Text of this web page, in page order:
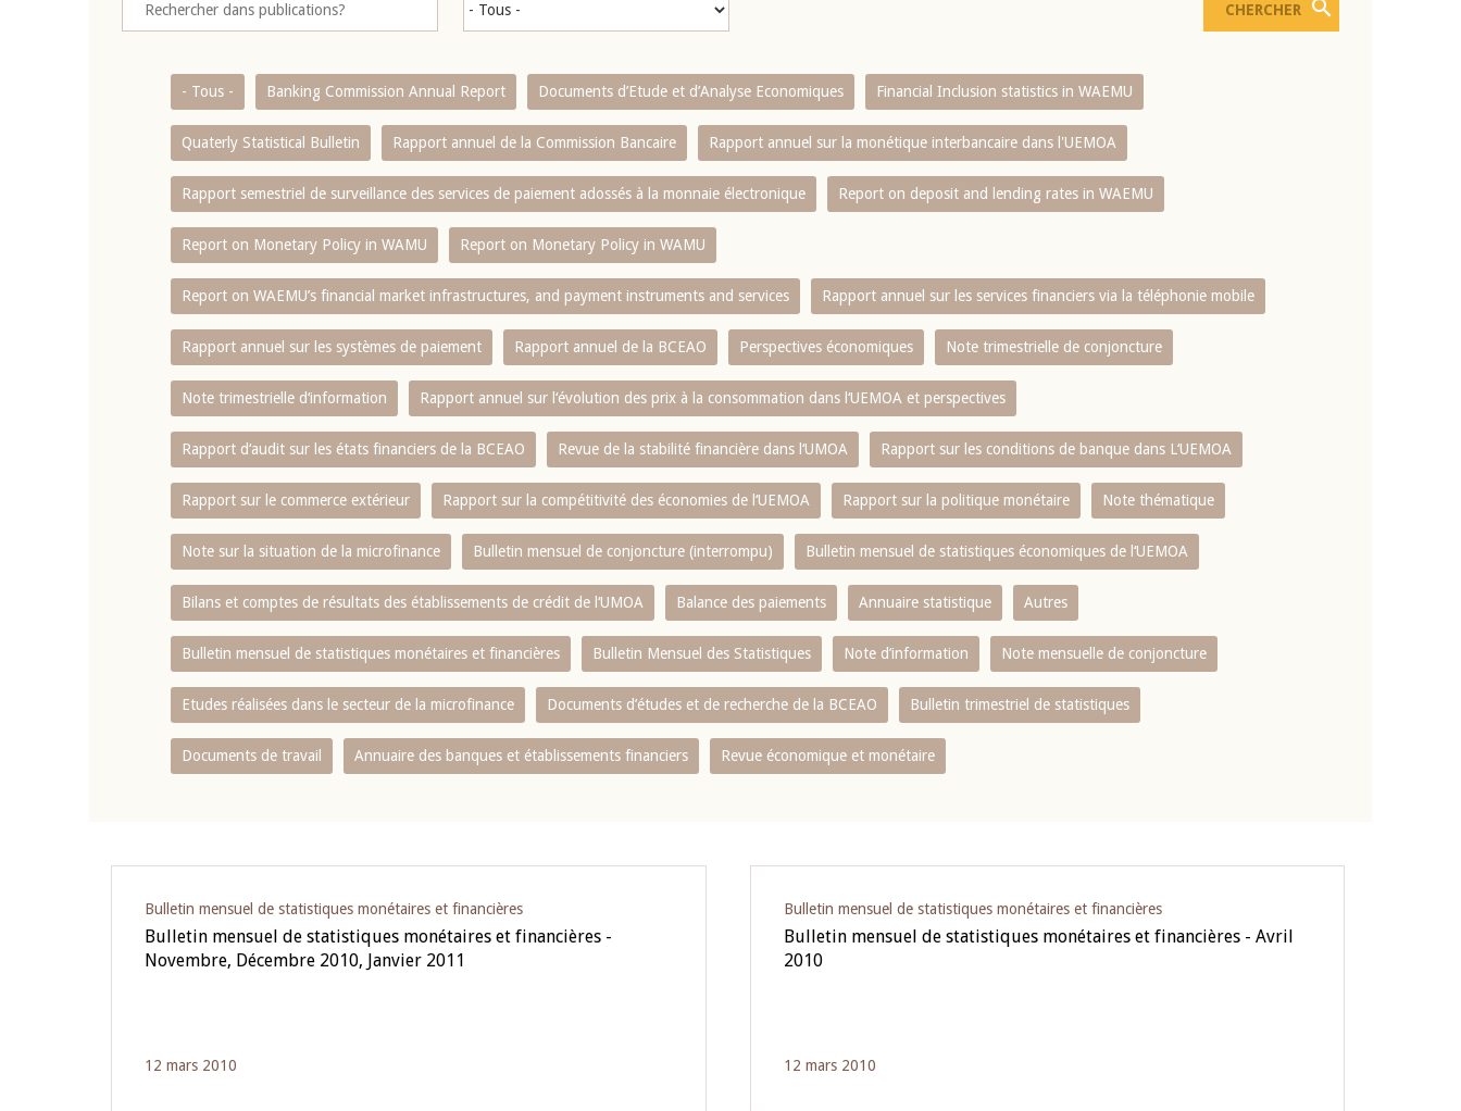
- Tous - Banking Commission Annual Report Documents d’Etude et d’Analyse Economiques Financial Inclusion statistics in WAEMU
Quaterly Statistical Bulletin Rapport annuel de la Commission Bancaire Rapport annuel sur la monétique interbancaire dans l'UEMOA
Rapport semestriel de surveillance des services de paiement adossés à la monnaie électronique Report on deposit and lending rates in WAEMU
Report on Monetary Policy in WAMU Report on Monetary Policy in WAMU
Report on WAEMU’s financial market infrastructures, and payment instruments and services Rapport annuel sur les services financiers via la téléphonie mobile
Rapport annuel sur les systèmes de paiement Rapport annuel de la BCEAO Perspectives économiques Note trimestrielle de conjoncture
Note trimestrielle d‘information Rapport annuel sur l‘évolution des prix à la consommation dans l‘UEMOA et perspectives
Rapport d‘audit sur les états financiers de la BCEAO Revue de la stabilité financière dans l‘UMOA Rapport sur les conditions de banque dans L‘UEMOA
Rapport sur le commerce extérieur Rapport sur la compétitivité des économies de l‘UEMOA Rapport sur la politique monétaire Note thématique
Note sur la situation de la microfinance Bulletin mensuel de conjoncture (interrompu) Bulletin mensuel de statistiques économiques de l‘UEMOA
Bilans et comptes de résultats des établissements de crédit de l‘UMOA Balance des paiements Annuaire statistique Autres
Bulletin mensuel de statistiques monétaires et financières Bulletin Mensuel des Statistiques Note d’information Note mensuelle de conjoncture
Etudes réalisées dans le secteur de la microfinance Documents d’études et de recherche de la BCEAO Bulletin trimestriel de statistiques
Documents de travail Annuaire des banques et établissements financiers Revue économique et monétaire
Bulletin mensuel de statistiques monétaires et financières
Bulletin mensuel de statistiques monétaires et financières -
Novembre, Décembre 2010, Janvier 2011
12 mars 2010
Bulletin mensuel de statistiques monétaires et financières
Bulletin mensuel de statistiques monétaires et financières - Avril
2010
12 mars 2010